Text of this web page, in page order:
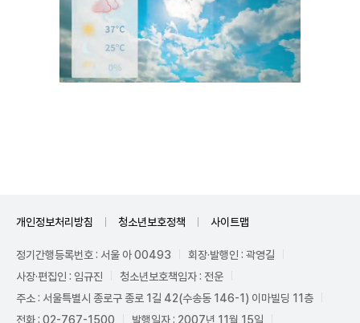
개인정보처리방침 청소년보호정책 사이트맵
정기간행등록번호 : 서울 아 00493
회장·발행인 : 곽영길
사장·편집인 : 임규진
청소년보호책임자 : 전운
주소 : 서울특별시 종로구 종로 1길 42(수송동 146-1) 이마빌딩 11층
전화 : 02-767-1500
발행일자 : 2007년 11월 15일